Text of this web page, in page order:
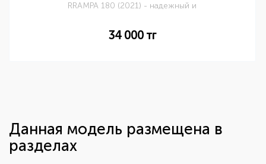
RRAMPA 180 (2021) - надежный и
34 000тг
Данная модель размещена в
разделах